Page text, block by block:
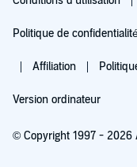
Politique de
Affiliation
Version ordinateur
© Copyright 1997 - 2026